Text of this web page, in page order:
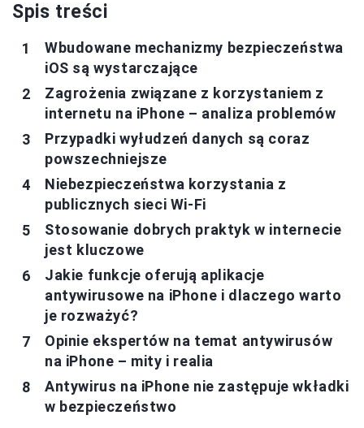
Spis treści
Wbudowane mechanizmy bezpieczeństwa
iOS są wystarczające
Zagrożenia związane z korzystaniem z
internetu na iPhone – analiza problemów
Przypadki wyłudzeń danych są coraz
powszechniejsze
Niebezpieczeństwa korzystania z
publicznych sieci Wi-Fi
Stosowanie dobrych praktyk w internecie
jest kluczowe
Jakie funkcje oferują aplikacje
antywirusowe na iPhone i dlaczego warto
je rozważyć?
Opinie ekspertów na temat antywirusów
na iPhone – mity i realia
Antywirus na iPhone nie zastępuje wkładki
w bezpieczeństwo